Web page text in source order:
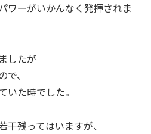
ワーがいかんなく発揮されま
したが
、
いた時でした。
干残ってはいますが、